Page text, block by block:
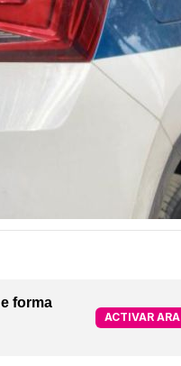
forma
ACTIVAR ARA